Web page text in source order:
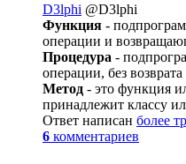
D3lphi @D3lphi
Функция -
операции и
Процедура -
операции, без возврата
Метод - это функция
принадлежит классу
Ответ написан более
6 комментариев